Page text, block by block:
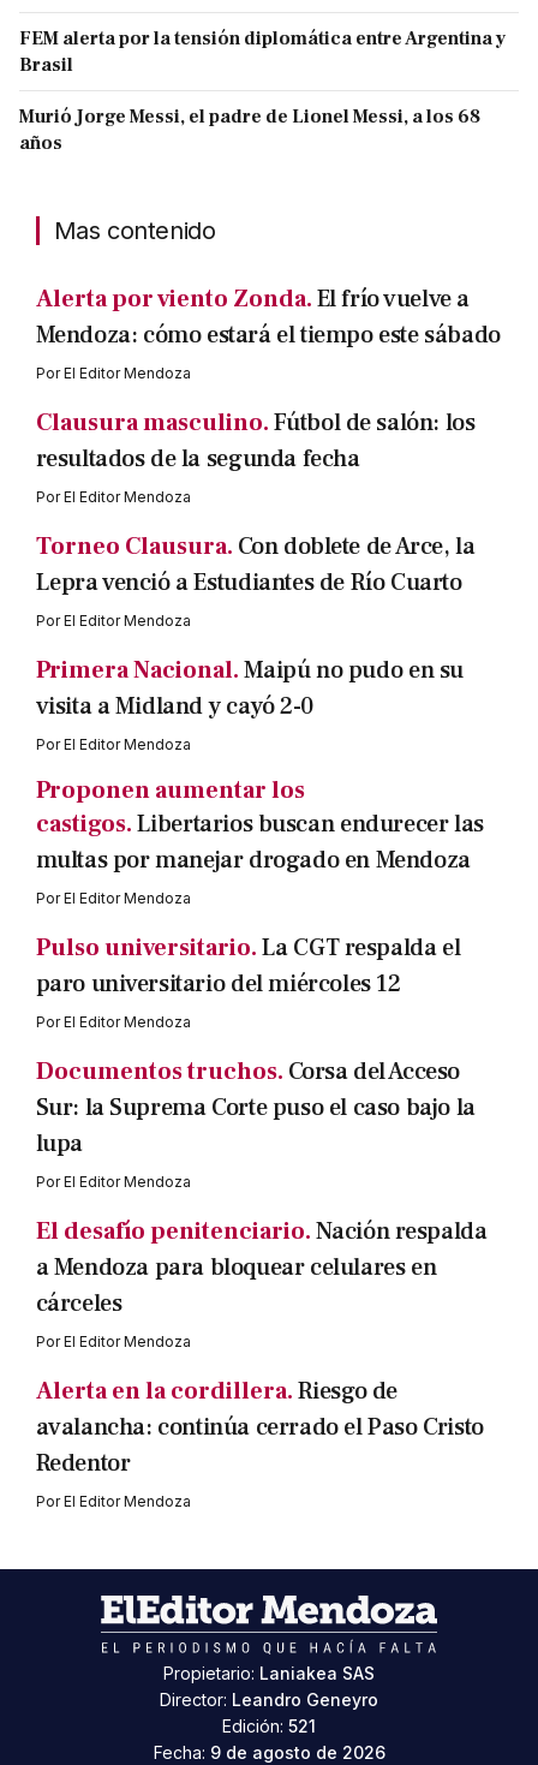
FEM alerta por la tensión diplomática entre Argentina y
Brasil
Murió Jorge Messi, el padre de Lionel Messi, a los 68
años
Mas contenido
Alerta por viento Zonda.El frío vuelve a
Mendoza: cómo estará el tiempo este sábado
PorEl Editor Mendoza
Clausura masculino.Fútbol de salón: los
resultados de la segunda fecha
PorEl Editor Mendoza
Torneo Clausura. Con doblete de Arce, la
Lepra venció a Estudiantes de Río Cuarto
PorEl Editor Mendoza
Primera Nacional.Maipú no pudo en su
visita a Midland y cayó 2-0
PorEl Editor Mendoza
Proponen aumentar los
castigos.Libertarios buscan endurecer las
multas por manejar drogado en Mendoza
PorEl Editor Mendoza
Pulso universitario.La CGT respalda el
paro universitario del miércoles 12
PorEl Editor Mendoza
Documentos truchos. Corsa del Acceso
Sur: la Suprema Corte puso el caso bajo la
lupa
PorEl Editor Mendoza
El desafío penitenciario.Nación respalda
a Mendoza para bloquear celulares en
cárceles
PorEl Editor Mendoza
Alerta en la cordillera.Riesgo de
avalancha: continúa cerrado el Paso Cristo
Redentor
PorEl Editor Mendoza
Propietario: Laniakea SAS
Director: Leandro Geneyro
Edición: 521
Fecha: 9 de agosto de 2026